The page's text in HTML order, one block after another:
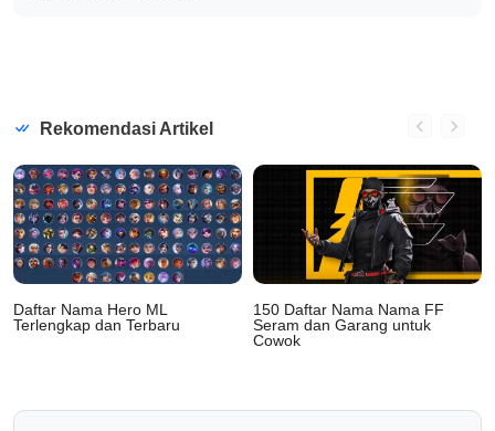
Rekomendasi Artikel
Daftar Nama Hero ML
Terlengkap dan Terbaru
150 Daftar Nama Nama FF
Seram dan Garang untuk
Cowok